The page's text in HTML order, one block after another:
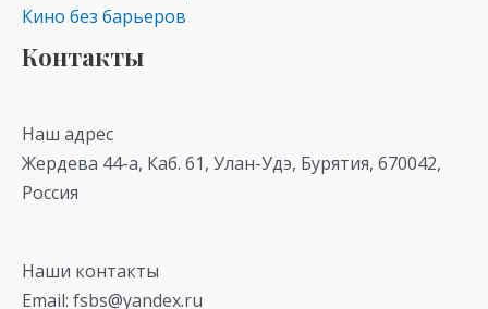
Кино без барьеров
Контакты
Наш адрес
Жердева 44-а, Каб. 61, Улан-Удэ, Бурятия, 670042,
Россия
Наши контакты
Email: fsbs@yandex.ru